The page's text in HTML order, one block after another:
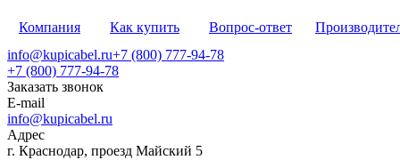
Компания Как купить Вопрос-ответ
info@kupicabel.ru+7 (800) 777-94-78
+7 (800) 777-94-78
Заказать звонок
E-mail
info@kupicabel.ru
Адрес
г. Краснодар, проезд Майский 5